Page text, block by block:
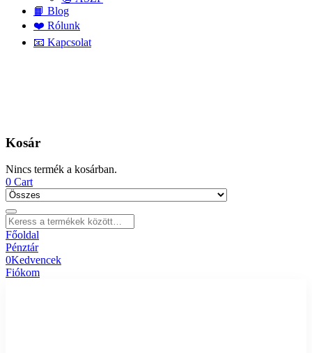
📙 Blog
❤️ Rólunk
📧 Kapcsolat
Kosár
Nincs termék a kosárban.
0 Cart
Főoldal
Pénztár
0Kedvencek
Fiókom